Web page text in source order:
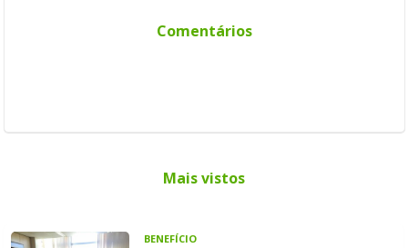
Comentários
Mais vistos
BENEFÍCIO